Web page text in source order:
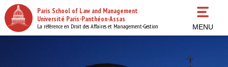
Skip
to
main
content
Paris School of Law and Management
Université Paris-Panthéon-Assas
La référence en Droit des Affaires et Management-Gestion MENU